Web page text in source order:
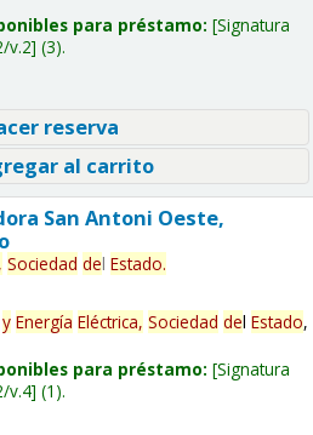
para préstamo: Signatura
v.2 (3).
reserva
al carrito
San Antoni Oeste,
Sociedad del Estado.
y Energía Eléctrica, Sociedad del Estado,
para préstamo: Signatura
v.4 (1).